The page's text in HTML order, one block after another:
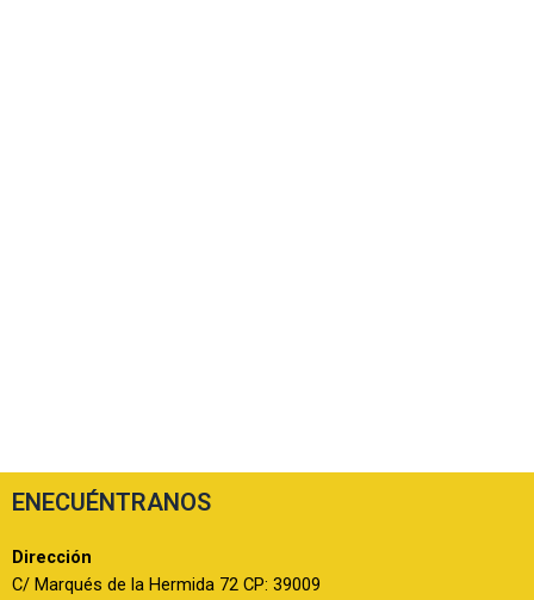
ENECUÉNTRANOS
Dirección
C/ Marqués de la Hermida 72 CP: 39009